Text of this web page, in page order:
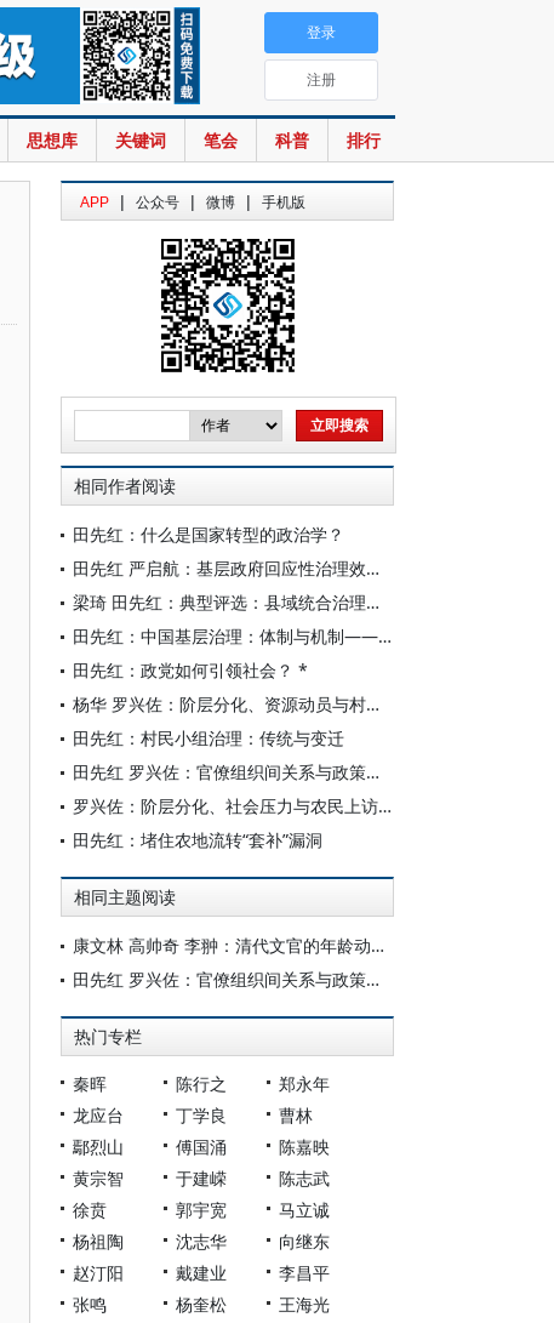
思想库 关键词 笔会 科普 排行
登录
注册
APP | 公众号 | 微博 | 手机版
相同作者阅读
田先红：什么是国家转型的政治学？
田先红 严启航：基层政府回应性治理效能提升逻辑与机制——以12345政务服务热线为考察对象
梁琦 田先红：典型评选：县域统合治理的实践逻辑与优化路径
田先红：中国基层治理：体制与机制——条块关系的分析视角
田先红：政党如何引领社会？ *
杨华 罗兴佐：阶层分化、资源动员与村级贿选现象
田先红：村民小组治理：传统与变迁
田先红 罗兴佐：官僚组织间关系与政策的象征性执行
罗兴佐：阶层分化、社会压力与农民上访——基于浙江D镇的调查
田先红：堵住农地流转“套补”漏洞
相同主题阅读
康文林 高帅奇 李翀：清代文官的年龄动态研究（1830—1911）
田先红 罗兴佐：官僚组织间关系与政策的象征性执行
热门专栏
秦晖 陈行之
郑永年
龙应台
丁学良
曹林
鄢烈山
傅国涌
陈嘉映
黄宗智
于建嵘
陈志武
徐贲
郭宇宽
马立诚
杨祖陶
沈志华
向继东
赵汀阳
戴建业
李昌平
张鸣
杨奎松
王海光